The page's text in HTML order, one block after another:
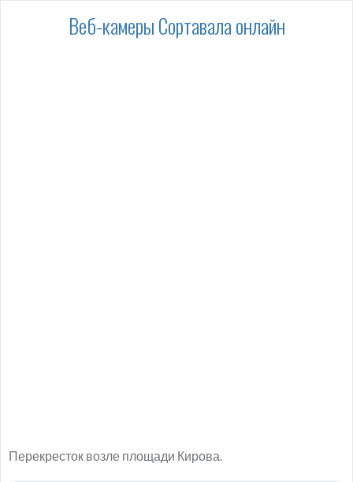
Веб-камеры Сортавала онлайн
Перекресток возле площади Кирова.